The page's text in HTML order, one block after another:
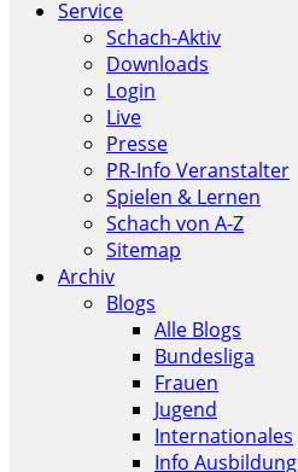
Service
Schach-Aktiv
Downloads
Login
Live
Presse
PR-Info Veranstalter
Spielen & Lernen
Schach von A-Z
Sitemap
Archiv
Blogs
Alle Blogs
Bundesliga
Frauen
Jugend
Internationales
Info Ausbildung